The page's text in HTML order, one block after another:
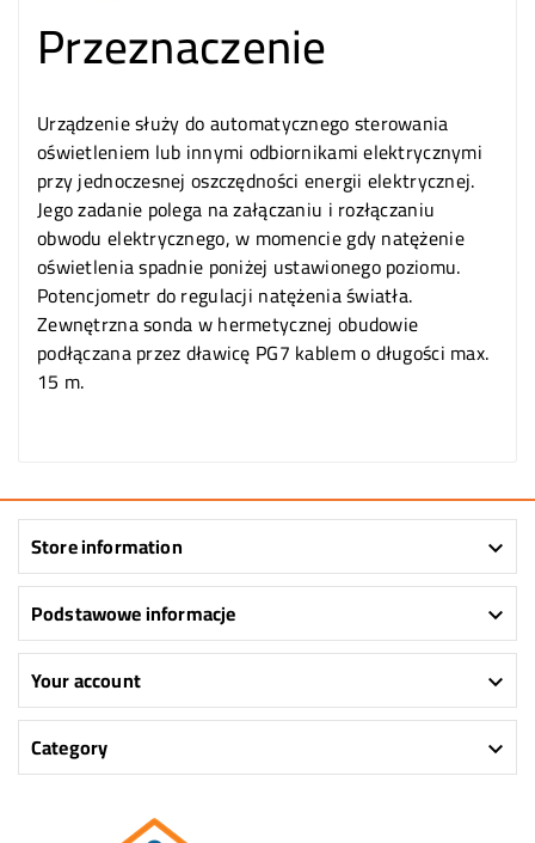
Przeznaczenie
Urządzenie służy do automatycznego sterowania
oświetleniem lub innymi odbiornikami elektrycznymi
przy jednoczesnej oszczędności energii elektrycznej.
Jego zadanie polega na załączaniu i rozłączaniu
obwodu elektrycznego, w momencie gdy natężenie
oświetlenia spadnie poniżej ustawionego poziomu.
Potencjometr do regulacji natężenia światła.
Zewnętrzna sonda w hermetycznej obudowie
podłączana przez dławicę PG7 kablem o długości max.
15 m.
Store information 
Podstawowe informacje 
Your account 
Category 